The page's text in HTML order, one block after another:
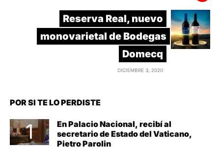
Reserva Real, nuevo
monovarietal de Bodegas
Domecq
DICIEMBRE 3, 2020
POR SI TE LO PERDISTE
En Palacio Nacional, recibí al
secretario de Estado del Vaticano,
Pietro Parolin